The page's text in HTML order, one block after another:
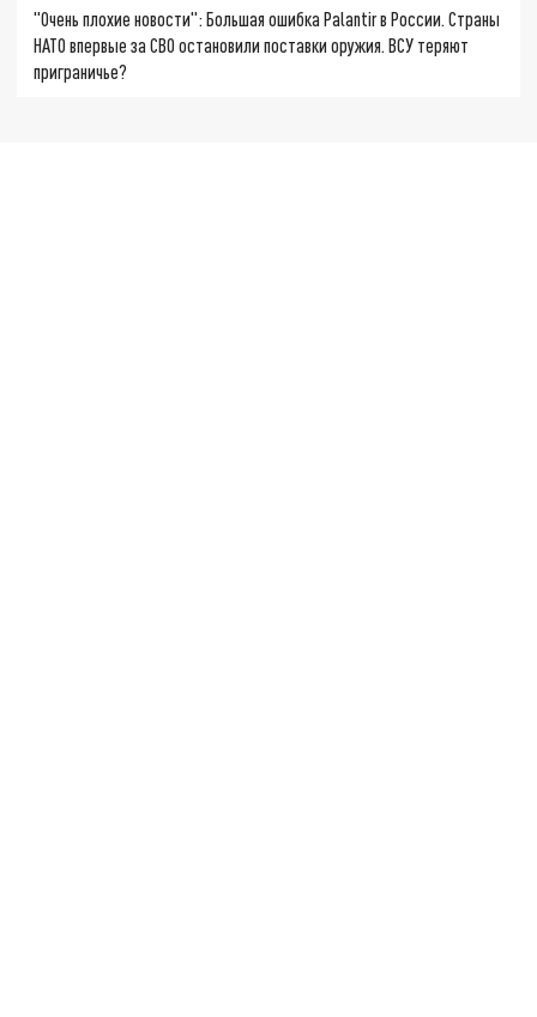
"Очень плохие новости": Большая ошибка Palantir в России. Страны
НАТО впервые за СВО остановили поставки оружия. ВСУ теряют
приграничье?